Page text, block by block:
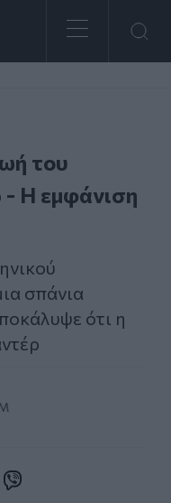
του
- Η εμφάνιση
σπάνια
ότι η